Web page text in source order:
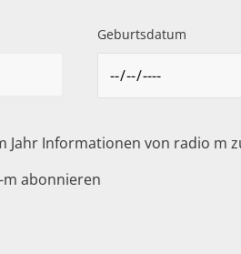
Geburtsdatum
Jahr Informationen von radio m
m abonnieren